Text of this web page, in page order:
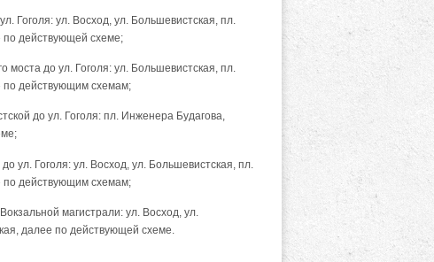
Гоголя: ул. Восход, ул. Большевистская, пл.
по действующей схеме;
моста до ул. Гоголя: ул. Большевистская, пл.
по действующим схемам;
до ул. Гоголя: пл. Инженера Будагова,
ул. Гоголя: ул. Восход, ул. Большевистская, пл.
по действующим схемам;
магистрали: ул. Восход, ул.
далее по действующей схеме.